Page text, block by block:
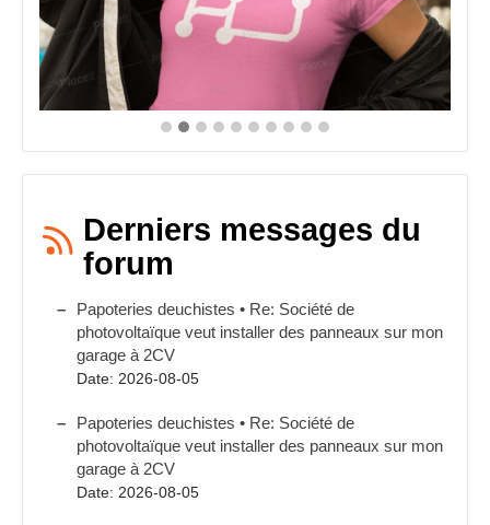
Derniers messages du
forum
Papoteries deuchistes • Re: Société de
photovoltaïque veut installer des panneaux sur mon
garage à 2CV
Date: 2026-08-05
Papoteries deuchistes • Re: Société de
photovoltaïque veut installer des panneaux sur mon
garage à 2CV
Date: 2026-08-05